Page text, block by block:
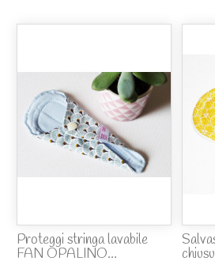
Proteggi stringa lavabile
FAN OPALINO...